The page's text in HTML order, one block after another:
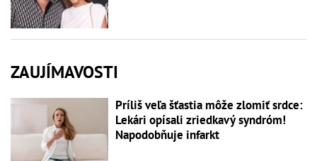
ZAUJÍMAVOSTI
Príliš veľa šťastia môže zlomiť srdce:
Lekári opísali zriedkavý syndróm!
Napodobňuje infarkt